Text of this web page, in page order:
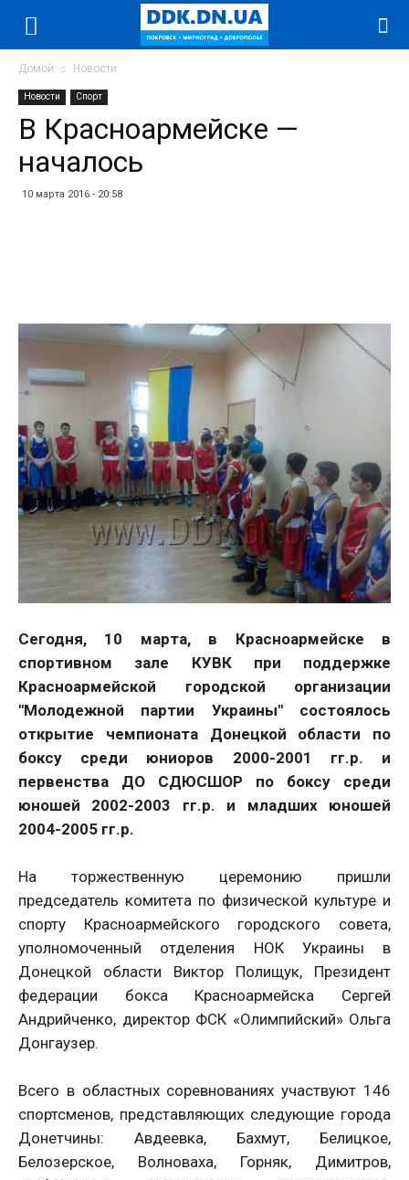
Домой Новости
Новости Спорт
В Красноармейске —
началось
10 марта 2016 - 20:58
Сегодня, 10 марта, в Красноармейске в
спортивном зале КУВК при поддержке
Красноармейской городской организации
"Молодежной партии Украины" состоялось
открытие чемпионата Донецкой области по
боксу среди юниоров 2000-2001 гг.р. и
первенства ДО СДЮСШОР по боксу среди
юношей 2002-2003 гг.р. и младших юношей
2004-2005 гг.р.
На торжественную церемонию пришли
председатель комитета по физической культуре и
спорту Красноармейского городского совета,
уполномоченный отделения НОК Украины в
Донецкой области Виктор Полищук, Президент
федерации бокса Красноармейска Сергей
Андрийченко, директор ФСК «Олимпийский» Ольга
Донгаузер.
Всего в областных соревнованиях участвуют 146
спортсменов, представляющих следующие города
Донетчины: Авдеевка, Бахмут, Белицкое,
Белозерское, Волноваха, Горняк, Димитров,